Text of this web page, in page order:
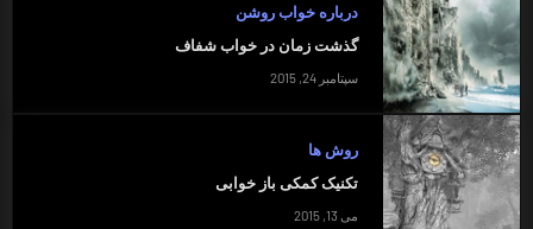
درباره خواب روشن
گذشت زمان در خواب شفاف
سپتامبر 24, 2015
روش ها
تکنیک کمکی باز خوابی
می 13, 2015